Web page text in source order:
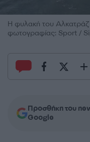
Η φυλακή του Αλκατράζ
φωτογραφίας: Sport /
Προσθήκη του
Google